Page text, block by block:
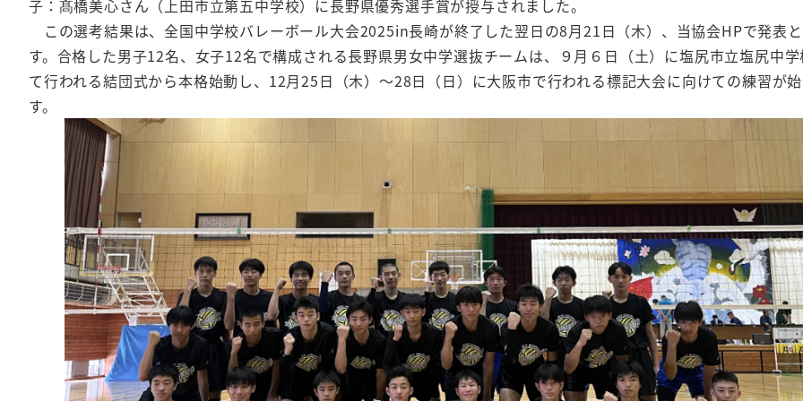
子：髙橋美心さん（上田市立第五中学校）に長野県優秀選手賞が授与されました。
この選考結果は、全国中学校バレーボール大会2025in長崎が終了した翌日の8月21日（木）、当協会HPで発表
す。合格した男子12名、女子12名で構成される長野県男女中学選抜チームは、９月６日（土）に塩尻市立塩尻中
て行われる結団式から本格始動し、12月25日（木）～28日（日）に大阪市で行われる標記大会に向けての練習が
す。